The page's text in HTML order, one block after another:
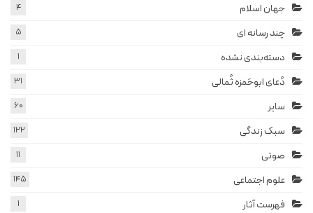
جهان اسلام 4
چند رسانه ای 5
دسته‌بندی نشده 1
دُعای ابوحَمزه ثُمالی 31
سایر 60
سبک زندگی 122
صوتی 11
علوم اجتماعی 145
فهرست آثار 1